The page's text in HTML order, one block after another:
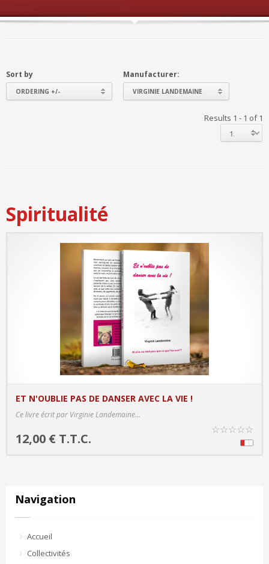
Sort by
ORDERING +/-
Manufacturer:
VIRGINIE LANDEMAINE
Results 1 - 1 of 1
Spiritualité
ET N'OUBLIE PAS DE DANSER AVEC LA VIE !
Ce livre écrit par Virginie Landemaine...
12,00 € T.T.C.
☆☆☆☆☆
Navigation
Accueil
Collectivités